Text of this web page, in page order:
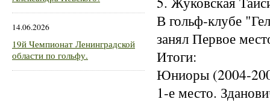
14.06.2026
19й Чемпионат Ленинградской
области по гольфу.
В гольф-клубе
занял Первое
Итоги:
Юниоры (2004-
1-е место.